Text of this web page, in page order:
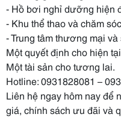
- Hồ bơi nghỉ dưỡng hiện
- Khu thể thao và chăm
- Trung tâm thương mại
Một quyết định cho hiện
Một tài sản cho tương lai.
Hotline: 0931828081 –
Liên hệ ngay hôm nay để
giá, chính sách ưu đãi và